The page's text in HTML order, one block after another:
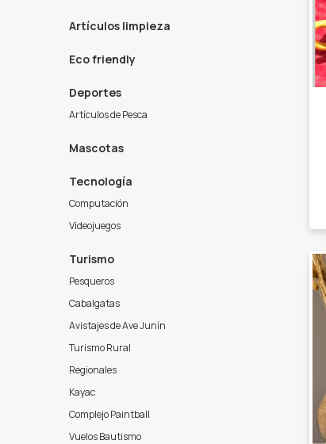
Artículos limpieza
Eco friendly
Deportes
Artículos de Pesca
Mascotas
Tecnología
Computación
Videojuegos
Turismo
Pesqueros
Cabalgatas
Avistajes de Ave Junín
Turismo Rural
Regionales
Kayac
Complejo Paintball
Vuelos Bautismo